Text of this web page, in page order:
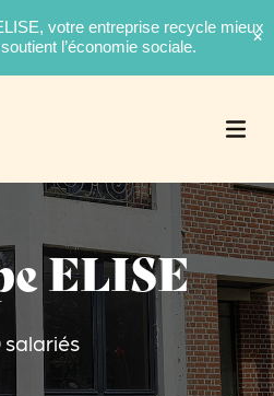
votre entreprise recycle mieux
l’économie sociale.
ELISE
salariés